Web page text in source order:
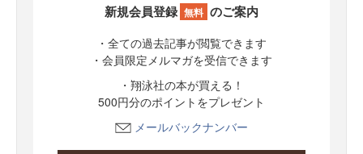
新規会員登録 無料 のご案内
・全ての過去記事が閲覧できます
・会員限定メルマガを受信できます
・翔泳社の本が買える！
500円分のポイントをプレゼント
メールバックナンバー